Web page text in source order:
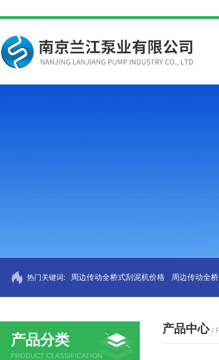
热门关键词: 周边传动全桥式刮泥机价格 周边传动全
产品分类
PRODUCT CLASSIFICATION
产品中心 /